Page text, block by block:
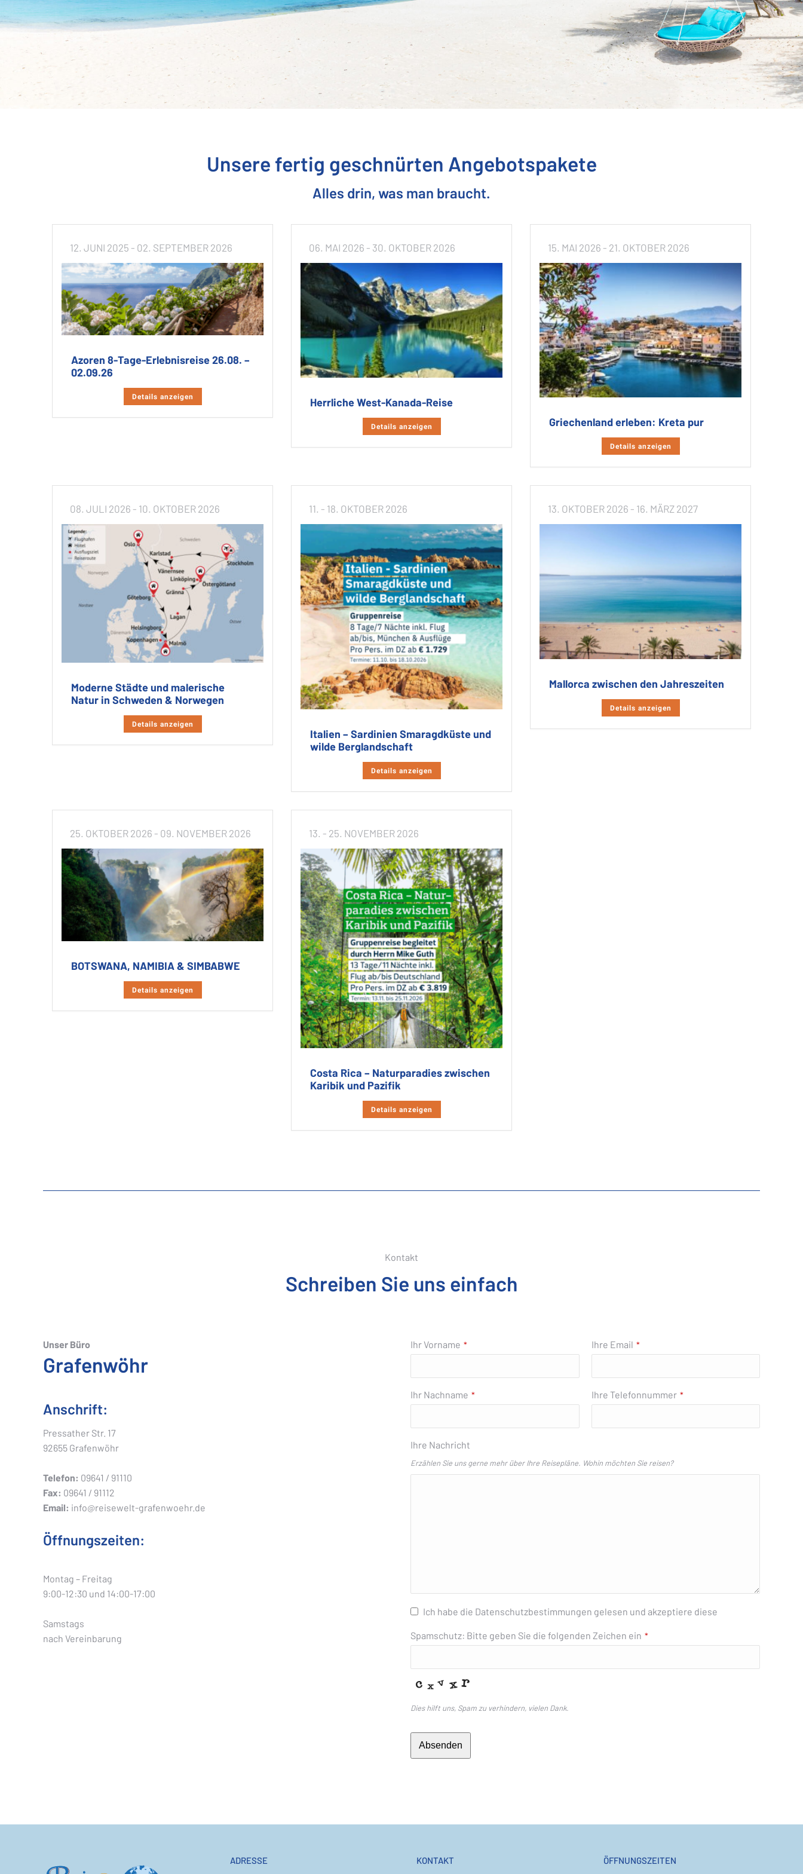
Unsere fertig geschnürten Angebotspakete
Alles drin, was man braucht.
12. JUNI 2025 - 02. SEPTEMBER 2026
Azoren 8-Tage-Erlebnisreise 26.08. –
02.09.26
Details anzeigen
06. MAI 2026 - 30. OKTOBER 2026
Herrliche West-Kanada-Reise
Details anzeigen
15. MAI 2026 - 21. OKTOBER 2026
Griechenland erleben: Kreta pur
Details anzeigen
08. JULI 2026 - 10. OKTOBER 2026
Moderne Städte und malerische
Natur in Schweden & Norwegen
Details anzeigen
11. - 18. OKTOBER 2026
Italien – Sardinien Smaragdküste und
wilde Berglandschaft
Details anzeigen
13. OKTOBER 2026 - 16. MÄRZ 2027
Mallorca zwischen den Jahreszeiten
Details anzeigen
25. OKTOBER 2026 - 09. NOVEMBER 2026
BOTSWANA, NAMIBIA & SIMBABWE
Details anzeigen
13. - 25. NOVEMBER 2026
Costa Rica – Naturparadies zwischen
Karibik und Pazifik
Details anzeigen
Kontakt
Schreiben Sie uns einfach
Unser Büro
Grafenwöhr
Anschrift:
Pressather Str. 17
92655 Grafenwöhr
Telefon: 09641 / 91110
Fax: 09641 / 91112
Email: info@reisewelt-grafenwoehr.de
Öffnungszeiten:
Montag – Freitag
9:00-12:30 und 14:00-17:00
Samstags
nach Vereinbarung
Ihr Vorname *
Ihr Nachname *
Ihre Email *
Ihre Telefonnummer *
Ihre Nachricht
Erzählen Sie uns gerne mehr über Ihre Reisepläne. Wohin möchten Sie reisen?
Ich habe die Datenschutzbestimmungen gelesen und akzeptiere diese
Your
Website
Spamschutz: Bitte geben Sie die folgenden Zeichen ein *
Dies hilft uns, Spam zu verhindern, vielen Dank.
Absenden
ADRESSE KONTAKT ÖFFNUNGSZEITEN